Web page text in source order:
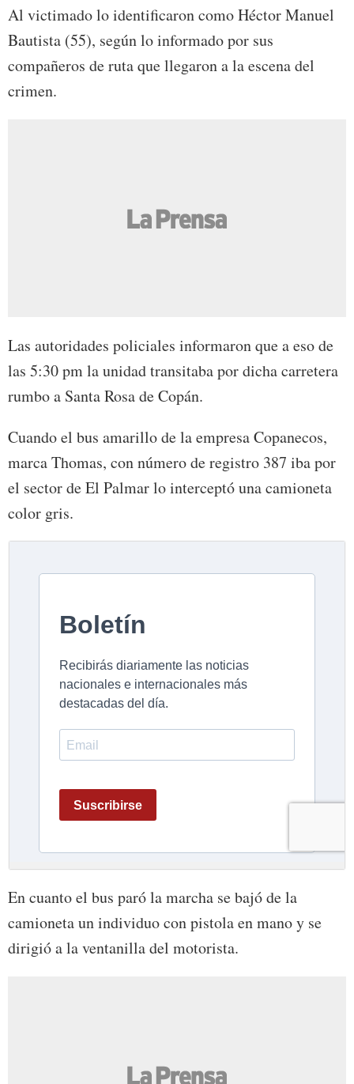
Al victimado lo identificaron como Héctor Manuel
Bautista (55), según lo informado por sus
compañeros de ruta que llegaron a la escena del
crimen.
Las autoridades policiales informaron que a eso de
las 5:30 pm la unidad transitaba por dicha carretera
rumbo a Santa Rosa de Copán.
Cuando el bus amarillo de la empresa Copanecos,
marca Thomas, con número de registro 387 iba por
el sector de El Palmar lo interceptó una camioneta
color gris.
En cuanto el bus paró la marcha se bajó de la
camioneta un individuo con pistola en mano y se
dirigió a la ventanilla del motorista.